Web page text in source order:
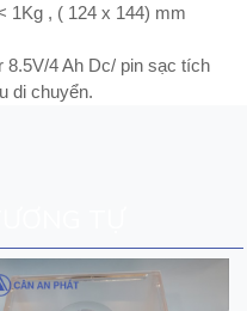
1Kg , ( 124 x 144) mm
8.5V/4 Ah Dc/ pin sạc tích
di chuyển.
TỰ